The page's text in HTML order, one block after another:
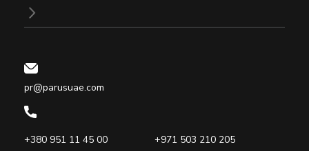
pr@parusuae.com
+380 951 11 45 00 +971 503 210 205